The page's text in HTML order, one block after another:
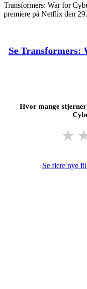
Transformers: War for
premiere på Netflix den
Se
Hvor mange
★
Se flere nye